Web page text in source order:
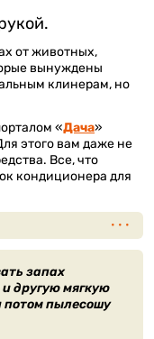
от животных,
вынуждены
клинерам, но
«Дача»
этого вам даже не
Все, что
кондиционера для
запах
другую мягкую
потом пылесошу